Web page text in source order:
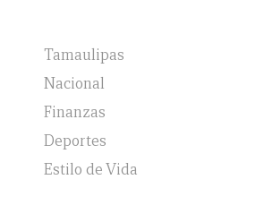
Tamaulipas
Nacional
Finanzas
Deportes
Estilo de Vida